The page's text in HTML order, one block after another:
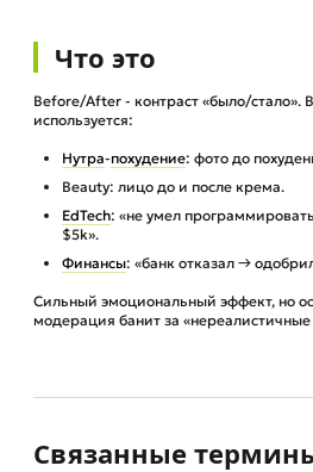
Что это
Before/After - контраст «было/
используется:
Нутра-похудение: фото до
Beauty: лицо до и после крема.
EdTech: «не умел
$5k».
Финансы: «банк отказал →
Сильный эмоциональный эффект, но
модерация банит за
Связанные